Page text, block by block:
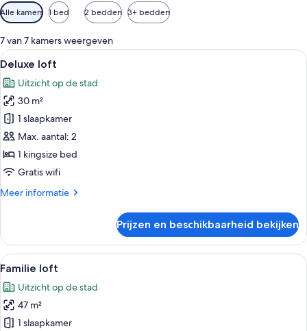
Beschikbare
filters
voor
kamers
Alle kamers 1 bed 2 bedden 3+ bedden
7 van 7 kamers weergeven
Alle
foto's
voor
Deluxe
loft
laden
Een moderne slaapkamer met een
7
Deluxe loft
Uitzicht op de stad
30 m²
1 slaapkamer
Max. aantal: 2
1 kingsize bed
Gratis wifi
Meer informatie
Meer
loft
Prijzen en beschikbaarheid bekijken
Alle
foto's
voor
Familie
loft
Een slaapkamer met een bed, een
7
Familie loft
Uitzicht op de stad
47 m²
1 slaapkamer